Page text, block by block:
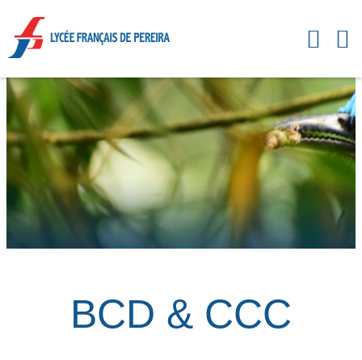
BCD & CCC